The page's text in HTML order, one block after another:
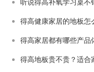
听说得高补氧学习桌不
得高健康家居的地板怎
得高家居都有哪些产品
得高地板贵不贵？适合